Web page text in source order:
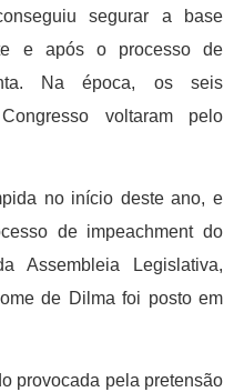
segurar a base
e após o processo de
Na época, os seis
voltaram pelo
no início deste ano, e
de impeachment do
Assembleia Legislativa,
de Dilma foi posto em
provocada pela pretensão